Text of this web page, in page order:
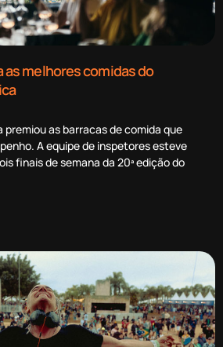
as melhores comidas do
premiou as barracas de comida que
A equipe de inspetores esteve
finais de semana da 20ª edição do